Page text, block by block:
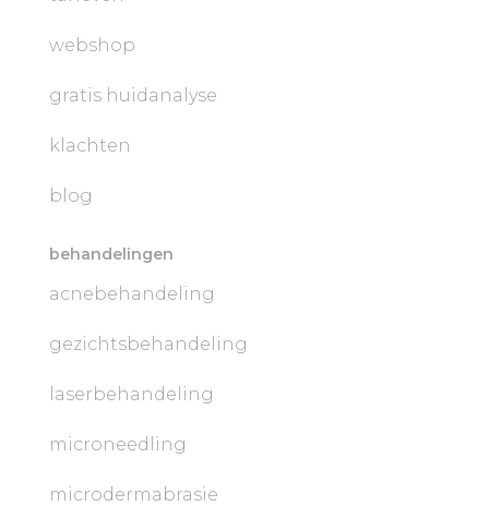
webshop
gratis huidanalyse
klachten
blog
behandelingen
acnebehandeling
gezichtsbehandeling
laserbehandeling
microneedling
microdermabrasie